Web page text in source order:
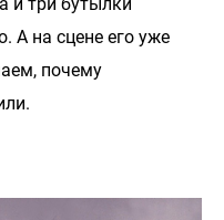
А на сцене его уже
почему